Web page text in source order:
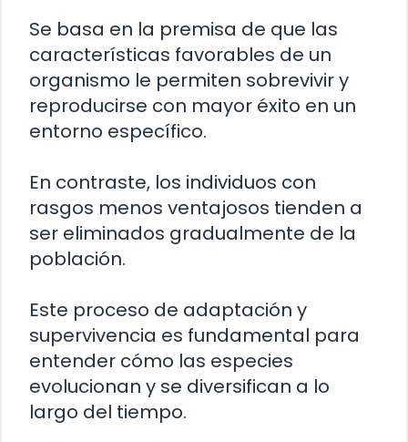
Se basa en la premisa de que las
características favorables de un
organismo le permiten sobrevivir y
reproducirse con mayor éxito en un
entorno específico.
En contraste, los individuos con
rasgos menos ventajosos tienden a
ser eliminados gradualmente de la
población.
Este proceso de adaptación y
supervivencia es fundamental para
entender cómo las especies
evolucionan y se diversifican a lo
largo del tiempo.